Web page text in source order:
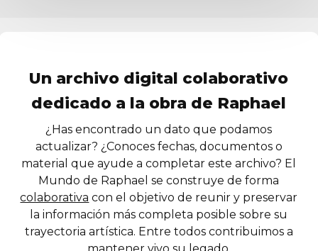
Un archivo digital colaborativo
dedicado a la obra de Raphael
¿Has encontrado un dato que podamos
actualizar? ¿Conoces fechas, documentos o
material que ayude a completar este archivo? El
Mundo de Raphael se construye de forma
colaborativa con el objetivo de reunir y preservar
la información más completa posible sobre su
trayectoria artística. Entre todos contribuimos a